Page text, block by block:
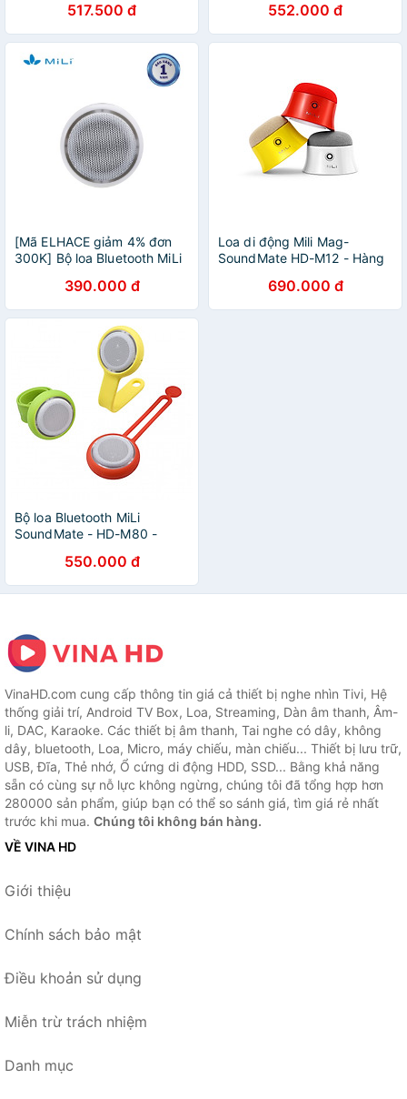
[CHÍNH HÃNG PHÂN PHỐI
VN, BẢO HÀNH 12 THÁNG]
517.500 đ
nghệ TWS kết nối 2 loa với
nhau - HD-M12
552.000 đ
[Mã ELHACE giảm 4% đơn
300K] Bộ loa Bluetooth MiLi
390.000 đ
Loa di động Mili Mag-
SoundMate HD-M12 - Hàng
690.000 đ
Bộ loa Bluetooth MiLi
SoundMate - HD-M80 -
550.000 đ
VinaHD.com cung cấp thông tin giá cả thiết bị nghe nhìn Tivi, Hệ
thống giải trí, Android TV Box, Loa, Streaming, Dàn âm thanh, Âm-
li, DAC, Karaoke. Các thiết bị âm thanh, Tai nghe có dây, không
dây, bluetooth, Loa, Micro, máy chiếu, màn chiếu... Thiết bị lưu trữ,
USB, Đĩa, Thẻ nhớ, Ổ cứng di động HDD, SSD... Bằng khả năng
sẵn có cùng sự nỗ lực không ngừng, chúng tôi đã tổng hợp hơn
280000 sản phẩm, giúp bạn có thể so sánh giá, tìm giá rẻ nhất
trước khi mua. Chúng tôi không bán hàng.
VỀ VINA HD
Giới thiệu
Chính sách bảo mật
Điều khoản sử dụng
Miễn trừ trách nhiệm
Danh mục